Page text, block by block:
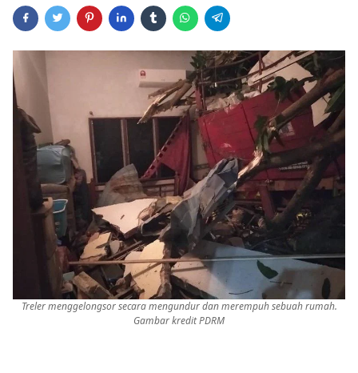
Treler menggelongsor secara mengundur dan merempuh sebuah rumah.
Gambar kredit PDRM